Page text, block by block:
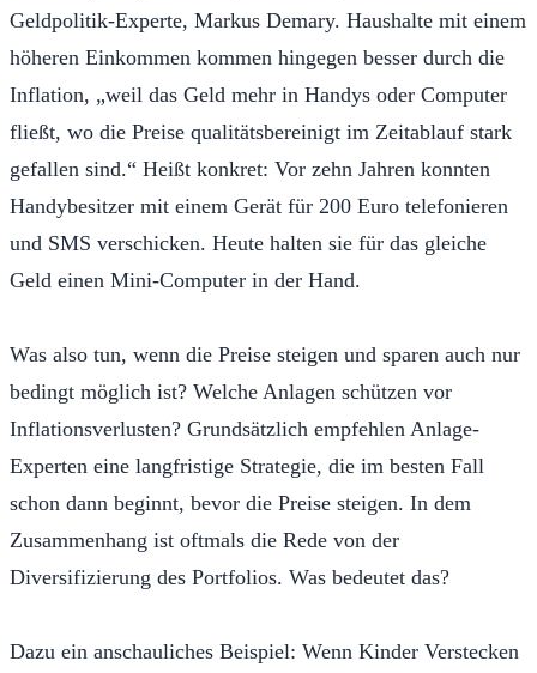
Geldpolitik-Experte, Markus Demary. Haushalte mit einem
höheren Einkommen kommen hingegen besser durch die
Inflation, „weil das Geld mehr in Handys oder Computer
fließt, wo die Preise qualitätsbereinigt im Zeitablauf stark
gefallen sind.“ Heißt konkret: Vor zehn Jahren konnten
Handybesitzer mit einem Gerät für 200 Euro telefonieren
und SMS verschicken. Heute halten sie für das gleiche
Geld einen Mini-Computer in der Hand.
Was also tun, wenn die Preise steigen und sparen auch nur
bedingt möglich ist? Welche Anlagen schützen vor
Inflationsverlusten? Grundsätzlich empfehlen Anlage-
Experten eine langfristige Strategie, die im besten Fall
schon dann beginnt, bevor die Preise steigen. In dem
Zusammenhang ist oftmals die Rede von der
Diversifizierung des Portfolios. Was bedeutet das?
Dazu ein anschauliches Beispiel: Wenn Kinder Verstecken